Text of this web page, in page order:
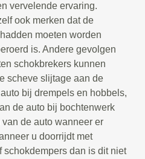
vervelende ervaring.
ook merken dat de
moeten worden
is. Andere gevolgen
schokbrekers kunnen
scheve slijtage aan de
bij drempels en hobbels,
de auto bij bochtenwerk
de auto wanneer er
u doorrijdt met
schokdempers dan is dit niet